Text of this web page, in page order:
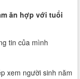
ăn hợp với tuổi
tin của mình
xem người sinh năm